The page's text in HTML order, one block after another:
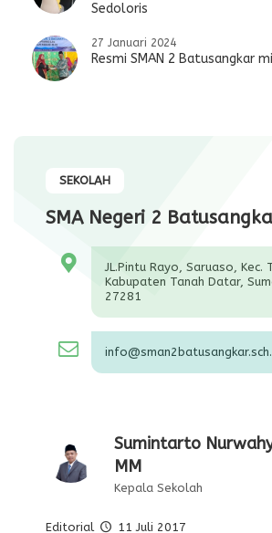
Sedoloris
27 Januari 2024
Resmi SMAN 2 Batusangkar
SEKOLAH
SMA Negeri 2
JL.Pintu Rayo, Saruaso, Kec.
Kabupaten Tanah Datar,
27281
Sumintarto
MM
Kepala Sekolah
Editorial 11 Juli 2017